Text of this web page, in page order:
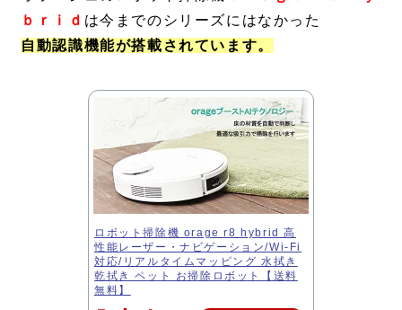
ｂｒｉｄ は今までのシリーズにはなかった
自動認識機能が搭載されています。
ロボット掃除機 orage r8 hybrid 高
性能レーザー・ナビゲーション/Wi-Fi
対応/リアルタイムマッピング 水拭き
乾拭き ペット お掃除ロボット【送料
無料】